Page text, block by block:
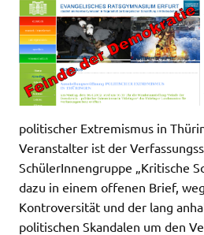
politischer Extremismus in
Veranstalter ist der
SchülerInnengruppe „Kritische
dazu in einem offenen Brief,
Kontroversität und der lang
politischen Skandalen um den